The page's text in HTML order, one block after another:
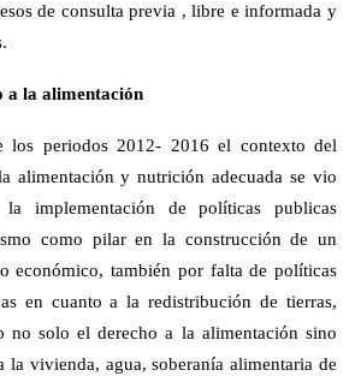
de consulta previa , libre e informada y
a la alimentación
los periodos 2012- 2016 el contexto del
alimentación y nutrición adecuada se vio
implementación de políticas publicas
como pilar en la construcción de un
económico, también por falta de políticas
en cuanto a la redistribución de tierras,
no solo el derecho a la alimentación sino
la vivienda, agua, soberanía alimentaria de